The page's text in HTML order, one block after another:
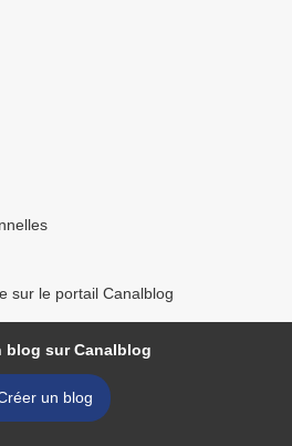
sur le portail Canalblog
blog sur Canalblog
un blog